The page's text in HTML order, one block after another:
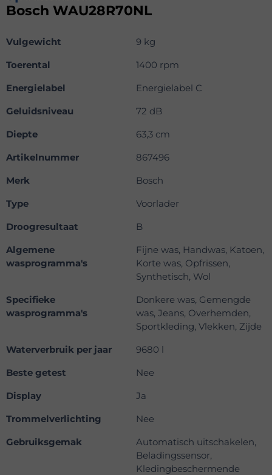
Bosch WAU28R70NL
Vulgewicht
9 kg
Toerental
1400 rpm
Energielabel
Energielabel C
Geluidsniveau
72 dB
Diepte
63,3 cm
Artikelnummer
867496
Merk
Bosch
Type
Voorlader
Droogresultaat
B
Algemene
wasprogramma's
Fijne was, Handwas, Katoen,
Korte was, Opfrissen,
Synthetisch, Wol
Specifieke
wasprogramma's
Donkere was, Gemengde
was, Jeans, Overhemden,
Sportkleding, Vlekken, Zijde
Waterverbruik per jaar
9680 l
Beste getest
Nee
Display
Ja
Trommelverlichting
Nee
Gebruiksgemak
Automatisch uitschakelen,
Beladingssensor,
Kledingbeschermende